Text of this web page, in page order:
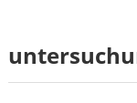
Rezension